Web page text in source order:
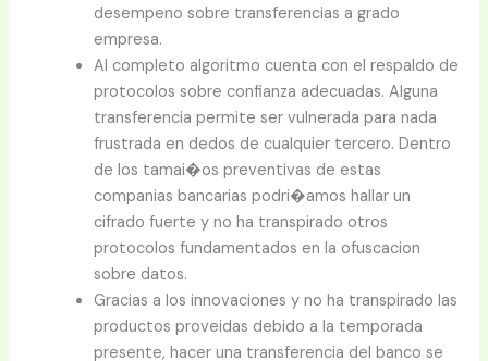
desempeno sobre transferencias a grado
empresa.
Al completo algoritmo cuenta con el respaldo de
protocolos sobre confianza adecuadas. Alguna
transferencia permite ser vulnerada para nada
frustrada en dedos de cualquier tercero. Dentro
de los tamai�os preventivas de estas
companias bancarias podri�amos hallar un
cifrado fuerte y no ha transpirado otros
protocolos fundamentados en la ofuscacion
sobre datos.
Gracias a los innovaciones y no ha transpirado las
productos proveidas debido a la temporada
presente, hacer una transferencia del banco se